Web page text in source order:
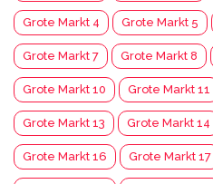
Grote Markt 4 Grote Markt 5
Grote Markt 7 Grote Markt 8
Grote Markt 10 Grote Markt 11
Grote Markt 13 Grote Markt 14
Grote Markt 16 Grote Markt 17